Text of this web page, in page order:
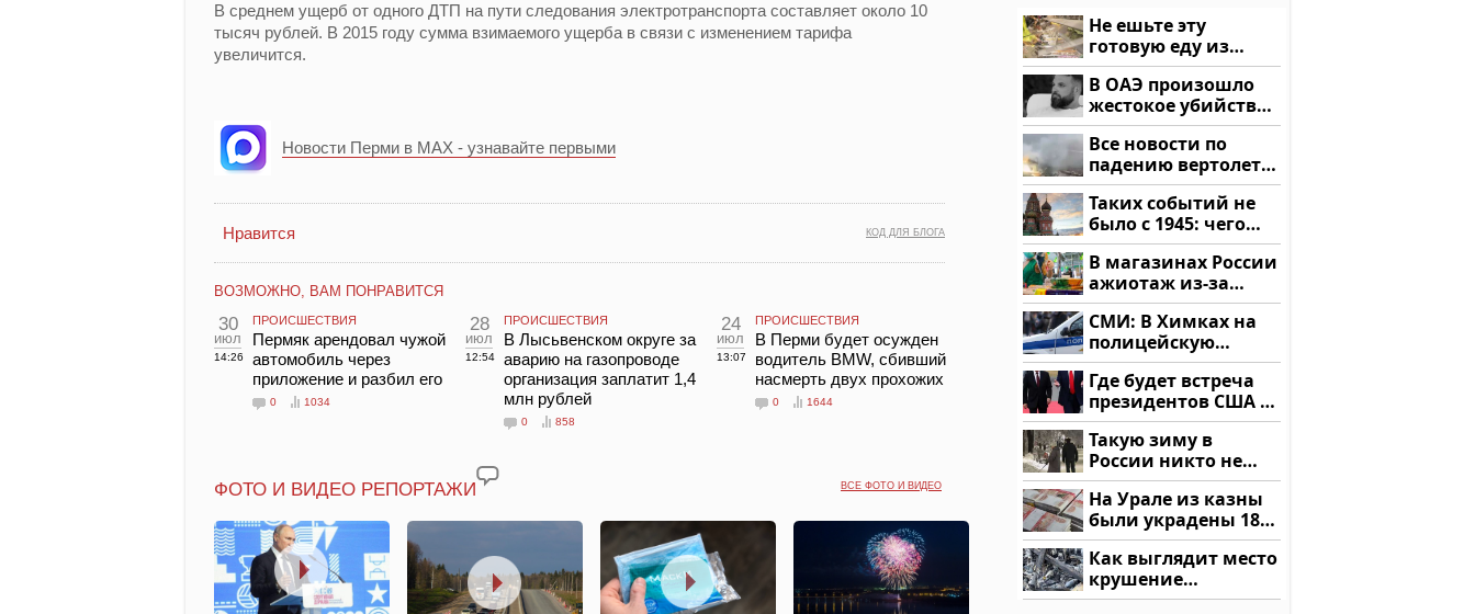
В среднем ущерб от одного ДТП на пути следования электротранспорта составляет около 10
тысяч рублей. В 2015 году сумма взимаемого ущерба в связи с изменением тарифа
увеличится.
Новости Перми в MAX - узнавайте первыми
КОД ДЛЯ БЛОГА
Нравится
ВОЗМОЖНО, ВАМ ПОНРАВИТСЯ
30
июл
14:26
ПРОИСШЕСТВИЯ
Пермяк арендовал чужой
автомобиль через
приложение и разбил его
0 1034
28
июл
12:54
ПРОИСШЕСТВИЯ
В Лысьвенском округе за
аварию на газопроводе
организация заплатит 1,4
млн рублей
0 858
24
июл
13:07
ПРОИСШЕСТВИЯ
В Перми будет осужден
водитель BMW, сбивший
насмерть двух прохожих
0 1644
ВСЕ ФОТО И ВИДЕО
ФОТО И ВИДЕО РЕПОРТАЖИ
Не ешьте эту
готовую еду из
магазина: список
В ОАЭ произошло
жестокое убийство
криптомиллионера
Все новости по
падению вертолета
на Кавказе: читать
здесь
Таких событий не
было с 1945: чего
ждать всем нам?
В магазинах России
ажиотаж из-за
этого продукта: что
купить?
СМИ: В Химках на
полицейскую
машину напали и
подожгли.
Где будет встреча
президентов США и
России: Европа?
Такую зиму в
России никто не
ждал: как так?!
На Урале из казны
были украдены 18
миллионов рублей
Как выглядит место
крушение
вертолета на